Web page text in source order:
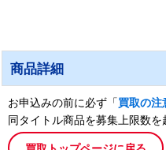
商品詳細
お申込みの前に必ず「買取の注
同タイトル商品を募集上限数